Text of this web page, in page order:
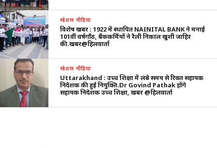
सोशल मीडिया
विशेष खबर : 1922 में स्थापित NAINITAL BANK ने मनाई
101वीं वर्षगाँठ, बैंककर्मियों ने रैली निकाल खुशी जाहिर
की.खबर@हिलवार्ता
सोशल मीडिया
Uttarakhand : उच्च शिक्षा में लंबे समय से रिक्त सहायक
निदेशक की हुई नियुक्ति.Dr Govind Pathak होंगे
सहायक निदेशक उच्च शिक्षा, खबर @हिलवार्ता